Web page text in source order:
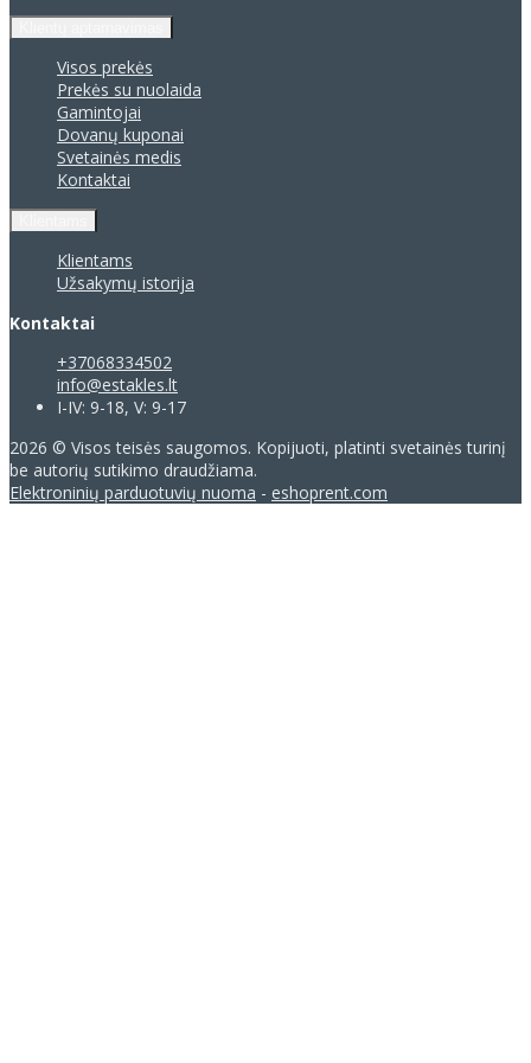
Visos prekės
Prekės su nuolaida
Gamintojai
Dovanų kuponai
Svetainės medis
Kontaktai
Klientams
Užsakymų istorija
Kontaktai
+37068334502
info@estakles.lt
I-IV: 9-18, V: 9-17
2026 © Visos teisės saugomos. Kopijuoti, platinti svetainės turinį
be autorių sutikimo draudžiama.
Elektroninių parduotuvių nuoma - eshoprent.com